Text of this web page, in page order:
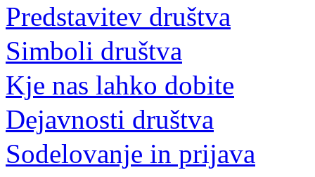
Predstavitev društva
Simboli društva
Kje nas lahko dobite
Dejavnosti društva
Sodelovanje in prijava